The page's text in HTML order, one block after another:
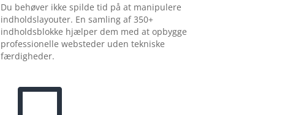
Du behøver ikke spilde tid på at manipulere
indholdslayouter. En samling af 350+
indholdsblokke hjælper dem med at opbygge
professionelle websteder uden tekniske
færdigheder.